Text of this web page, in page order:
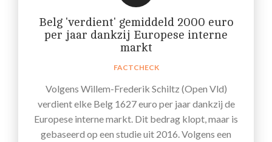
Belg 'verdient' gemiddeld 2000 euro
per jaar dankzij Europese interne
markt
FACTCHECK
Volgens Willem-Frederik Schiltz (Open Vld)
verdient elke Belg 1627 euro per jaar dankzij de
Europese interne markt. Dit bedrag klopt, maar is
gebaseerd op een studie uit 2016. Volgens een